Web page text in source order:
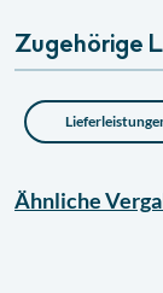
Zugehörige
Ähnliche